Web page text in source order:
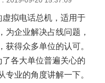
拟电话总机，适用于
为企业解决占线问题，
得众多单位的认可。
各大单位普遍关心的
专业的角度讲解一下。